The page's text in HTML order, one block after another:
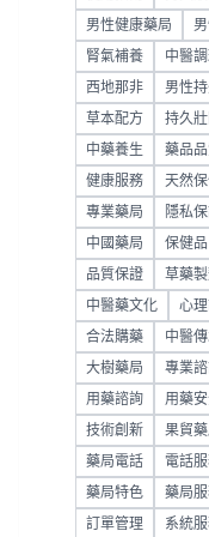
男性健康藥局
腎氣補養 中醫
西地那非 男性
草本配方 持久
中藥養生 藥品
健康服務 天然
專業藥局 隱私
中國藥局 保健品
品質保證 草藥製
中醫藥文化 心
合法購藥 中醫
大樹藥局 專業
用藥諮詢 用藥
技術創新 果貿藥
藥局電話 電話
藥局特色 藥局
訂單管理 系統